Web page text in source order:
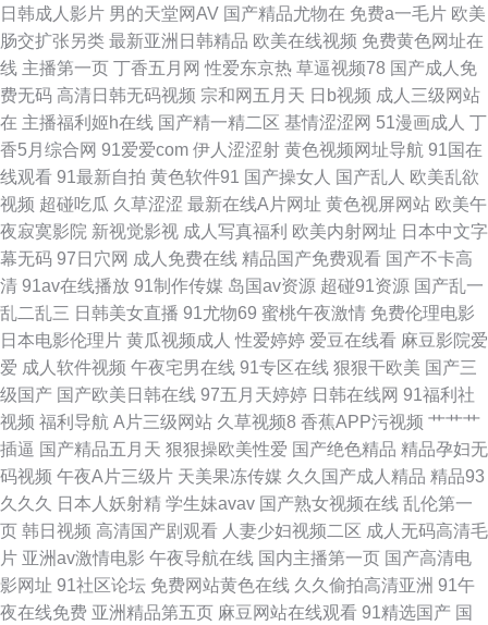
成人AV 蜜桃视频91 老司机午夜福利片 韩国伦理合集 成人曰B免费视频 AV白
丝 97超碰性爱 最新的黄色网址 午夜黄色三级 91夫妻海角论坛 91网站传媒
Tv 伊人撸视频 亚洲社区电影 午夜福利据场 日本女人自淫 免费色网 激情午夜
网站 丰满人妻中出网址 国产肛交91 豆花社区网站免费 成人操碰视频 岛国操
逼视频网站 av涩涩 91九九九在线 亚洲另类中字 深夜视频福利无码 青娱乐超
碰 日韩偷拍第一页 亚洲精品二区三 亚洲免费黄色网止 午夜tv久久 天堂av福
利 大香蕉伊色 激情另类ve 黄色网址国产偷 福利社八区九区 国产夜夜夜 含羞
草影视传媒 东京热网站 超碰神马精品 丁香五月花婷婷 www啪啪草 91午夜
视频
日韩成人影片 男的天堂网AV 国产精品尤物在 免费a一毛片 欧美
肠交扩张另类 最新亚洲日韩精品 欧美在线视频 免费黄色网址在
线 主播第一页 丁香五月网 性爱东京热 草逼视频78 国产成人免
费无码 高清日韩无码视频 宗和网五月天 日b视频 成人三级网站
在 主播福利姬h在线 国产精一精二区 基情涩涩网 51漫画成人 丁
香5月综合网 91爱爱com 伊人涩涩射 黄色视频网址导航 91国在
线观看 91最新自拍 黄色软件91 国产操女人 国产乱人 欧美乱欲
视频 超碰吃瓜 久草涩涩 最新在线A片网址 黄色视屏网站 欧美午
夜寂寞影院 新视觉影视 成人写真福利 欧美内射网址 日本中文字
幕无码 97日穴网 成人免费在线 精品国产免费观看 国产不卡高
清 91av在线播放 91制作传媒 岛国av资源 超碰91资源 国产乱一
乱二乱三 日韩美女直播 91尤物69 蜜桃午夜激情 免费伦理电影
日本电影伦理片 黄瓜视频成人 性爱婷婷 爱豆在线看 麻豆影院爱
爱 成人软件视频 午夜宅男在线 91专区在线 狠狠干欧美 国产三
级国产 国产欧美日韩在线 97五月天婷婷 日韩在线网 91福利社
视频 福利导航 A片三级网站 久草视频8 香蕉APP污视频 艹艹艹
插逼 国产精品五月天 狠狠操欧美性爱 国产绝色精品 精品孕妇无
码视频 午夜A片三级片 天美果冻传媒 久久国产成人精品 精品93
久久久
日本人妖射精 学生妹avav 国产熟女视频在线 乱伦第一
页 韩日视频 高清国产剧观看 人妻少妇视频二区 成人无码高清毛
片 亚洲av激情电影 午夜导航在线 国内主播第一页 国产高清电
影网址 91社区论坛 免费网站黄色在线 久久偷拍高清亚洲 91午
夜在线免费 亚洲精品第五页 麻豆网站在线观看 91精选国产 国